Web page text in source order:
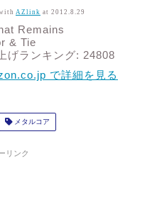
AZlink at 2012.8.29
Remains
& Tie
げランキング: 24808
で詳細を見る
メタルコア
リンク